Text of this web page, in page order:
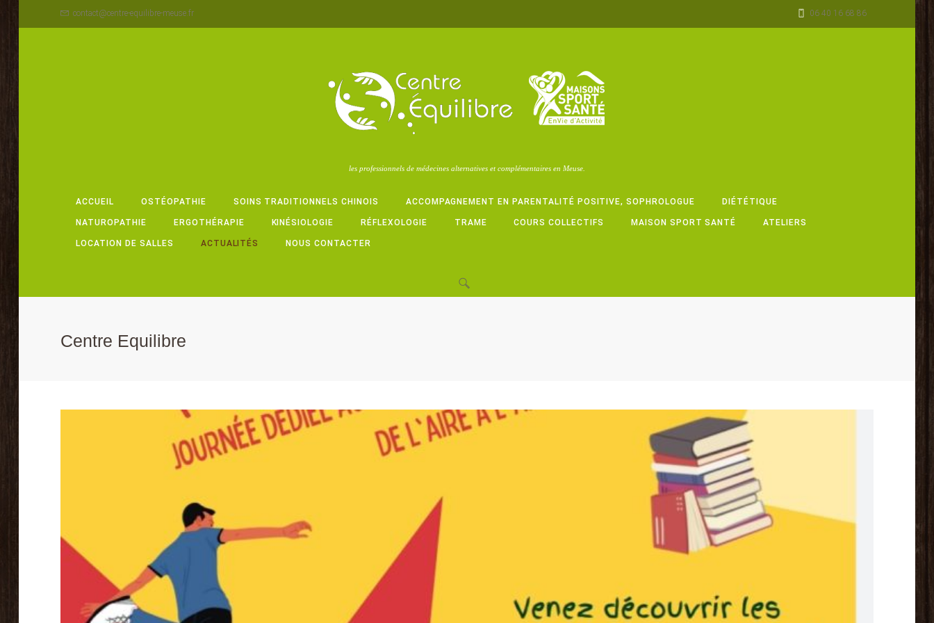
contact@centre-equilibre-meuse.fr 06 40 16 68 86
les professionnels de médecines alternatives et complémentaires en Meuse.
ACCUEIL OSTÉOPATHIE SOINS TRADITIONNELS CHINOIS ACCOMPAGNEMENT EN PARENTALITÉ POSITIVE, SOPHROLOGUE DIÉTÉTIQUE
NATUROPATHIE ERGOTHÉRAPIE KINÉSIOLOGIE RÉFLEXOLOGIE TRAME COURS COLLECTIFS MAISON SPORT SANTÉ ATELIERS
LOCATION DE SALLES ACTUALITÉS NOUS CONTACTER
Centre Equilibre